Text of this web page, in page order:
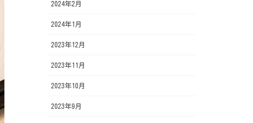
2024年2月
2024年1月
2023年12月
2023年11月
2023年10月
2023年9月